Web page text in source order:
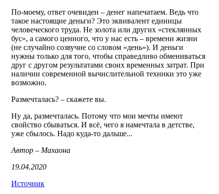
По-моему, ответ очевиден – денег напечатаем. Ведь что
такое настоящие деньги? Это эквивалент единицы
человеческого труда. Не золота или других «стеклянных
бус», а самого ценного, что у нас есть – времени жизни
(не случайно созвучие со словом «день»). И деньги
нужны только для того, чтобы справедливо обмениваться
друг с другом результатами своих временных затрат. При
наличии современной вычислительной техники это уже
возможно.
Размечталась? – скажете вы.
Ну да, размечталась. Потому что мои мечты имеют
свойство сбываться. И всё, чего я намечтала в детстве,
уже сбылось. Надо куда-то дальше...
Автор – Махаона
19.04.2020
Источник